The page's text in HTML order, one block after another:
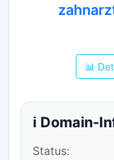
📊
ℹ️ Domain-
Status: